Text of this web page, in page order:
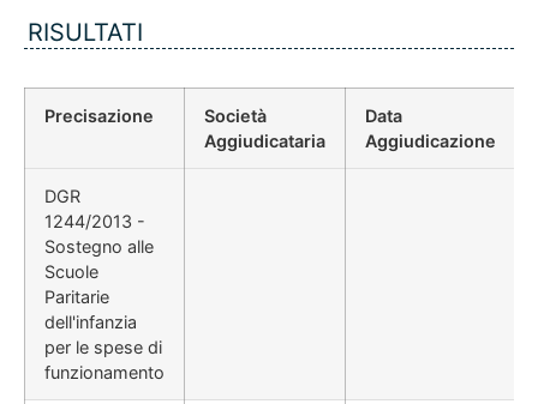
RISULTATI
Precisazione
Società
Aggiudicataria
Data
Aggiudicazione
DGR
1244/2013 -
Sostegno alle
Scuole
Paritarie
dell'infanzia
per le spese di
funzionamento